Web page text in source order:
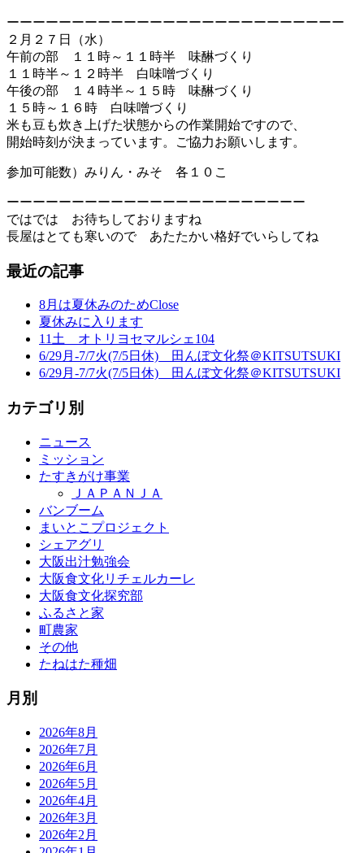
ーーーーーーーーーーーーーーーーーーーーーーーーーー
２月２７日（水）
午前の部 １１時～１１時半 味醂づくり
１１時半～１２時半 白味噌づくり
午後の部 １４時半～１５時 味醂づくり
１５時～１６時 白味噌づくり
米も豆も炊き上げた状態からの作業開始ですので、
開始時刻が決まっています。ご協力お願いします。
参加可能数）みりん・みそ 各１０こ
ーーーーーーーーーーーーーーーーーーーーーーー
ではでは お待ちしておりますね
長屋はとても寒いので あたたかい格好でいらしてね
最近の記事
8月は夏休みのためClose
夏休みに入ります
11土 オトリヨセマルシェ104
6/29月-7/7火(7/5日休) 田んぼ文化祭＠KITSUTSUKI
6/29月-7/7火(7/5日休) 田んぼ文化祭＠KITSUTSUKI
カテゴリ別
ニュース
ミッション
たすきがけ事業
ＪＡＰＡＮＪＡ
バンブーム
まいとこプロジェクト
シェアグリ
大阪出汁勉強会
大阪食文化リチェルカーレ
大阪食文化探究部
ふるさと家
町農家
その他
たねはた種畑
月別
2026年8月
2026年7月
2026年6月
2026年5月
2026年4月
2026年3月
2026年2月